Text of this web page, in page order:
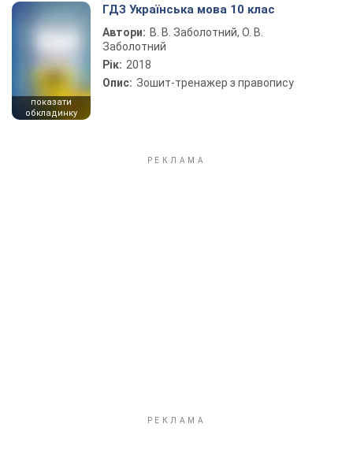
показати
обкладинку
ГДЗ Українська мова 10 клас
Автори: В. В. Заболотний, О. В.
Заболотний
Рік: 2018
Опис: Зошит-тренажер з правопису